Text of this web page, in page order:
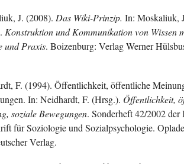
J. (2008). Das Wiki-Prinzip. In: Moskaliuk,
Konstruktion und Kommunikation von Wissen
und Praxis. Boizenburg: Verlag Werner
F. (1994). Öffentlichkeit, öffentliche
In: Neidhardt, F. (Hrsg.). Öffentlichkeit,
soziale Bewegungen. Sonderheft 42/2002 der
für Soziologie und Sozialpsychologie.
Verlag.